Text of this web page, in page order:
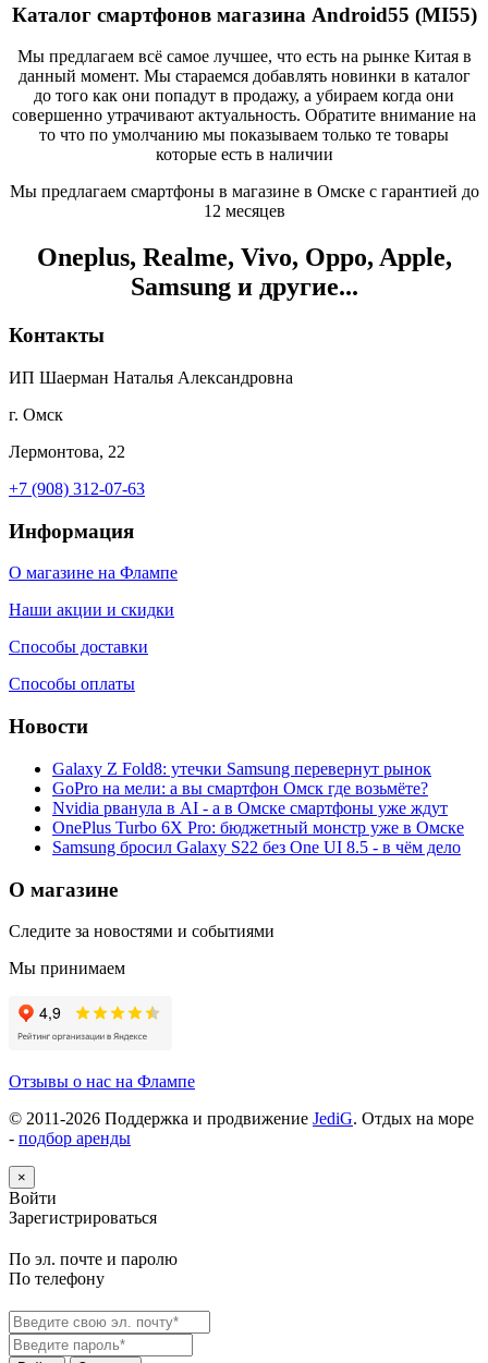
Каталог смартфонов магазина Android55 (MI55)
Мы предлагаем всё самое лучшее, что есть на рынке Китая в
данный момент. Мы стараемся добавлять новинки в каталог
до того как они попадут в продажу, а убираем когда они
совершенно утрачивают актуальность. Обратите внимание на
то что по умолчанию мы показываем только те товары
которые есть в наличии
Мы предлагаем смартфоны в магазине в Омске с гарантией до
12 месяцев
Oneplus, Realme, Vivo, Oppo, Apple,
Samsung и другие...
Контакты
ИП Шаерман Наталья Александровна
г. Омск
Лермонтова, 22
+7 (908) 312-07-63
Информация
О магазине на Флампе
Наши акции и скидки
Способы доставки
Способы оплаты
Новости
Galaxy Z Fold8: утечки Samsung перевернут рынок
GoPro на мели: а вы смартфон Омск где возьмёте?
Nvidia рванула в AI - а в Омске смартфоны уже ждут
OnePlus Turbo 6X Pro: бюджетный монстр уже в Омске
Samsung бросил Galaxy S22 без One UI 8.5 - в чём дело
О магазине
Следите за новостями и событиями
Мы принимаем
Отзывы о нас на Флампе
© 2011-2026 Поддержка и продвижение JediG. Отдых на море
- подбор аренды
×
Войти
Зарегистрироваться
По эл. почте и паролю
По телефону